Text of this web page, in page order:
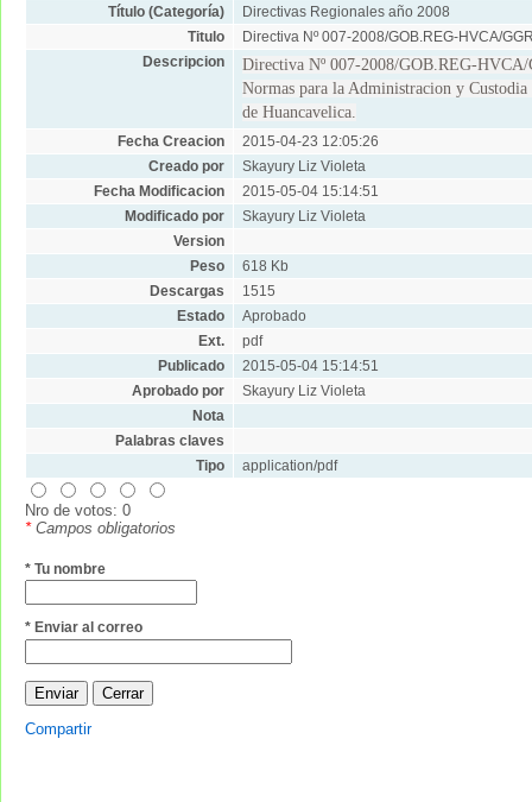
Título (Categoría)
Directivas Regionales año 2008
Titulo
Directiva Nº 007-2008/GOB.REG-HVCA/
Descripcion
Directiva Nº 007-2008/GOB.REG-
Normas para la Administracion y
de Huancavelica.
Fecha Creacion
2015-04-23 12:05:26
Creado por
Skayury Liz Violeta
Fecha Modificacion
2015-05-04 15:14:51
Modificado por
Skayury Liz Violeta
Version
Peso
618 Kb
Descargas
1515
Estado
Aprobado
Ext.
pdf
Publicado
2015-05-04 15:14:51
Aprobado por
Skayury Liz Violeta
Nota
Palabras claves
Tipo
application/pdf
Nro de votos: 0
*Campos obligatorios
* Tu nombre
* Enviar al correo
Compartir